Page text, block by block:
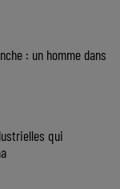
: un homme dans
qui